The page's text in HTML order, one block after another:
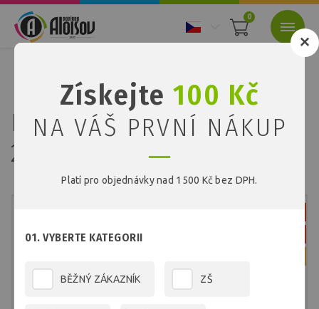
0
Papírová taška bílá 240x310x100 mm
Papírová taška bílá
240x310x100 mm
Získejte100 Kč
NA VÁŠ PRVNÍ NÁKUP
Platí pro objednávky nad 1500 Kč bez DPH.
01. VYBERTE KATEGORII
BĚŽNÝ ZÁKAZNÍK ZŠ